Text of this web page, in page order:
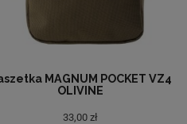
MAGNUM POCKET VZ4
OLIVINE
33,00 zł